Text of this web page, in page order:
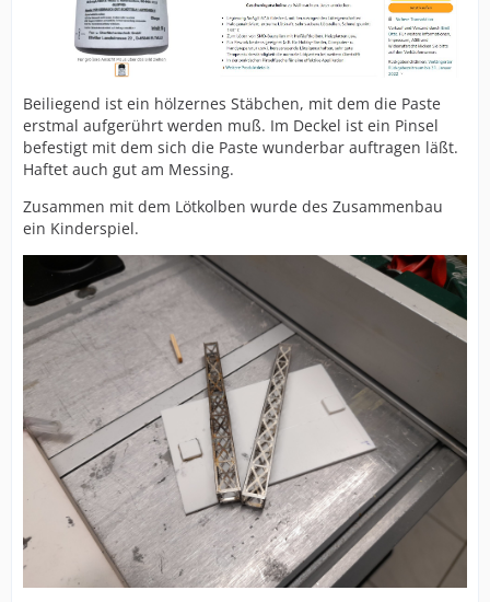
Beiliegend ist ein hölzernes Stäbchen, mit dem die Paste
erstmal aufgerührt werden muß. Im Deckel ist ein Pinsel
befestigt mit dem sich die Paste wunderbar auftragen läßt.
Haftet auch gut am Messing.
Zusammen mit dem Lötkolben wurde des Zusammenbau
ein Kinderspiel.